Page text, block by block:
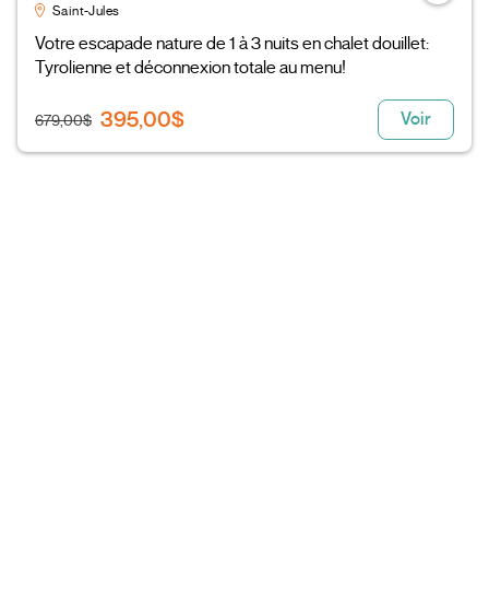
Saint-Jules
Votre escapade nature de 1 à 3 nuits en chalet douillet:
Tyrolienne et déconnexion totale au menu!
679,00$ 395,00$ Voir